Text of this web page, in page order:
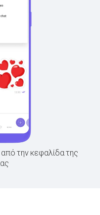
την κεφαλίδα της